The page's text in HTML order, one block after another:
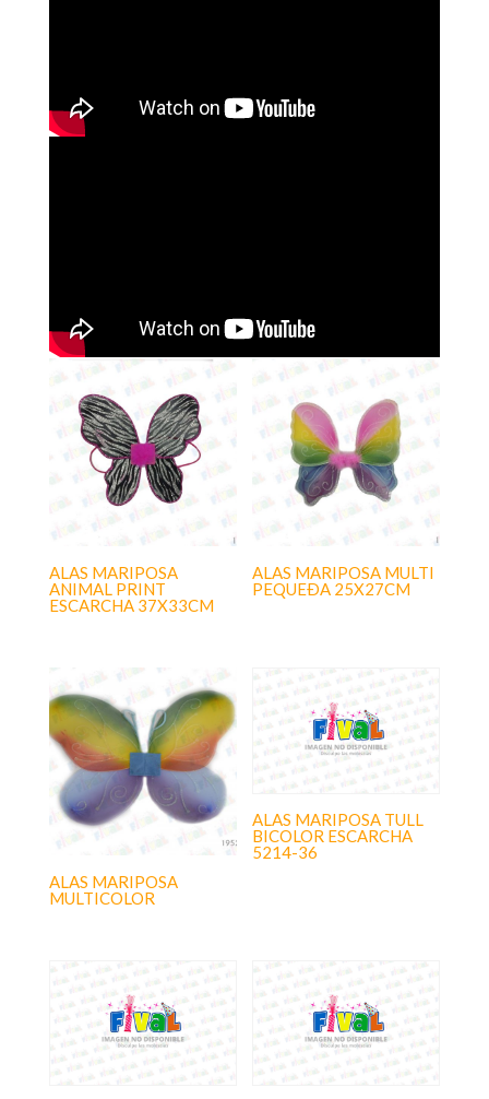
ALAS MARIPOSA
ANIMAL PRINT
ESCARCHA 37X33CM
ALAS MARIPOSA MULTI
PEQUEÐA 25X27CM
ALAS MARIPOSA
MULTICOLOR
ALAS MARIPOSA TULL
BICOLOR ESCARCHA
5214-36